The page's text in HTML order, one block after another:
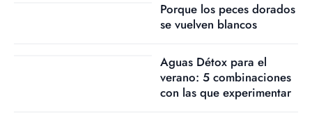
Porque los peces dorados
se vuelven blancos
Aguas Détox para el
verano: 5 combinaciones
con las que experimentar